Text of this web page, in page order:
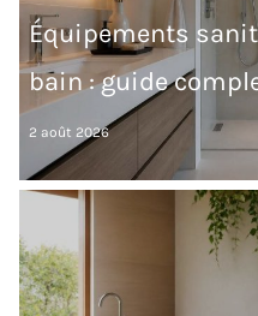
Équipements
bain : guide
2 août 2026